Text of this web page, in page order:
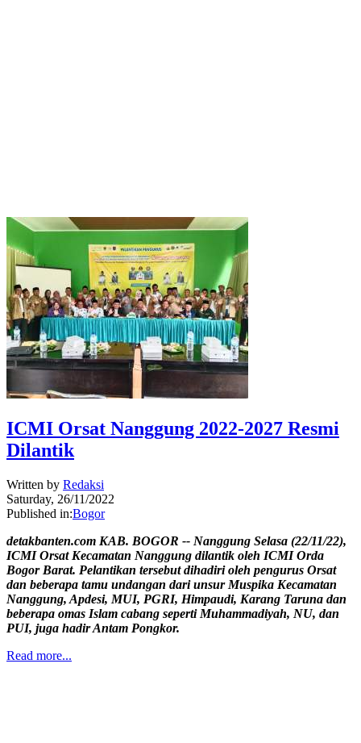
ICMI Orsat Nanggung 2022-2027 Resmi
Dilantik
Written by Redaksi
Saturday, 26/11/2022
Published in:Bogor
detakbanten.com KAB. BOGOR -- Nanggung Selasa (22/11/22),
ICMI Orsat Kecamatan Nanggung dilantik oleh ICMI Orda
Bogor Barat. Pelantikan tersebut dihadiri oleh pengurus Orsat
dan beberapa tamu undangan dari unsur Muspika Kecamatan
Nanggung, Apdesi, MUI, PGRI, Himpaudi, Karang Taruna dan
beberapa omas Islam cabang seperti Muhammadiyah, NU, dan
PUI, juga hadir Antam Pongkor.
Read more...